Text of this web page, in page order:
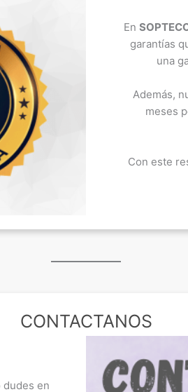
En
garantías
una
Además,
meses
Con este
CONTACTANOS
en